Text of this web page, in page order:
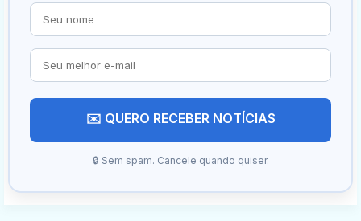
✉️ QUERO RECEBER NOTÍCIAS
🔒 Sem spam. Cancele quando quiser.